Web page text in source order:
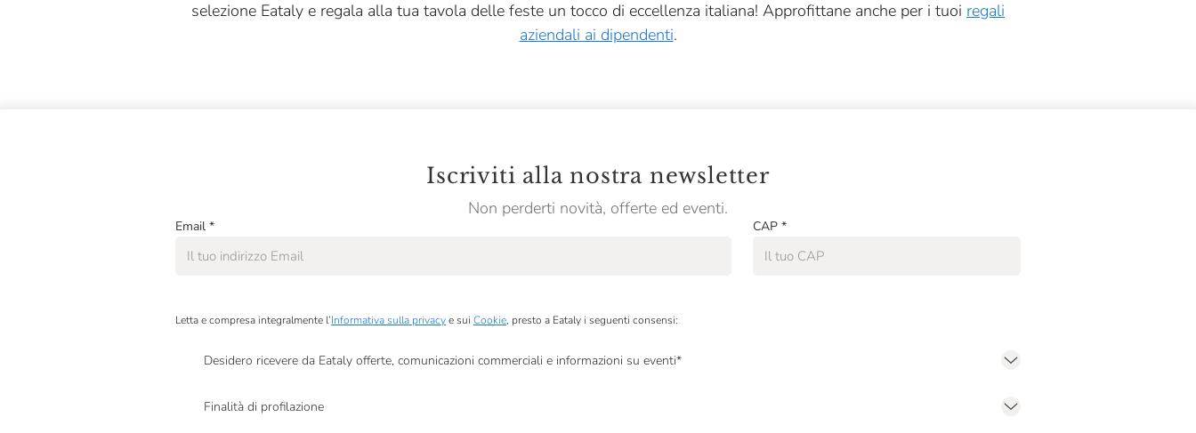
selezione Eataly e regala alla tua tavola delle feste un tocco di eccellenza italiana! Approfittane anche per i tuoi regali
aziendali ai dipendenti.
Iscriviti alla nostra newsletter
Non perderti novità, offerte ed eventi.
Email * CAP *
Letta e compresa integralmente l’Informativa sulla privacye sui Cookie, presto a Eataly i seguenti consensi:
Desidero ricevere da Eataly offerte, comunicazioni commerciali e informazioni su eventi*
Finalità di profilazione